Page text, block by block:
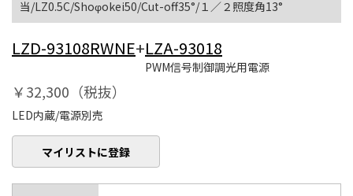
当/LZ0.5C/Shoφokei50/Cut-off35°/１／２照度角13°
LZD-93108RWNE+LZA-93018
PWM信号制御調光用電源
￥32,300（税抜）
LED内蔵/電源別売
マイリストに登録